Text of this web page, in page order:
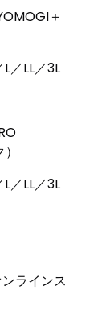
＋
／LL／3L
／LL／3L
ラインス